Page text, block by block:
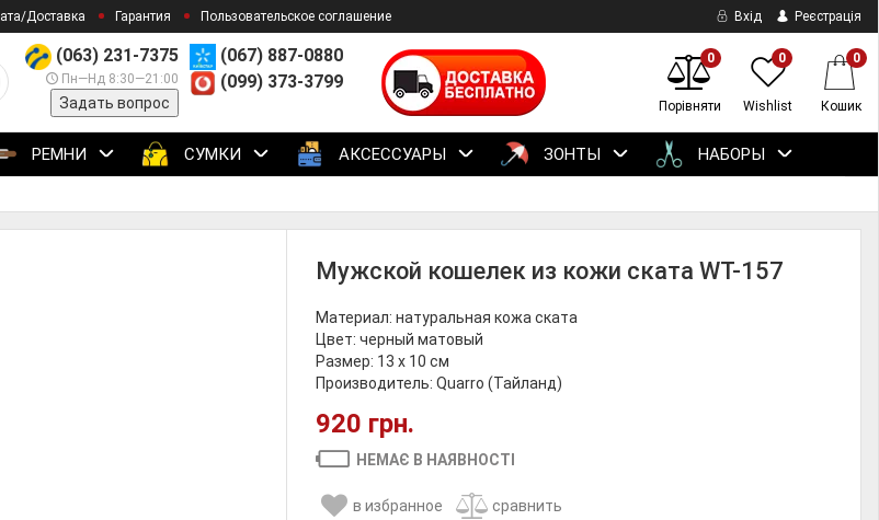
Доставка Гарантия Пользовательское соглашение Вхід Реєстрація
(063) 231-7375
Пн—Нд 8:30—21:00
Задать вопрос
(067) 887-0880
(099) 373-3799
0
Порівняти
0
Wishlist
0
Кошик
РЕМНИ СУМКИ АКСЕССУАРЫ ЗОНТЫ НАБОРЫ
Мужской кошелек из кожи ската WT-157
Материал: натуральная кожа ската
Цвет: черный матовый
Размер: 13 х 10 см
Производитель: Quarro (Тайланд)
920 грн.
НЕМАЄ В НАЯВНОСТІ
в избранное сравнить